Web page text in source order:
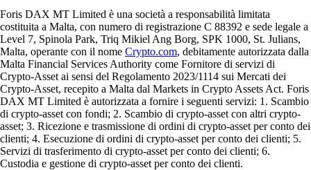
Foris DAX MT Limited è una società a responsabilità limitata
costituita a Malta, con numero di registrazione C 88392 e sede legale a
Level 7, Spinola Park, Triq Mikiel Ang Borg, SPK 1000, St. Julians,
Malta, operante con il nome Crypto.com, debitamente autorizzata dalla
Malta Financial Services Authority come Fornitore di servizi di
Crypto-Asset ai sensi del Regolamento 2023/1114 sui Mercati dei
Crypto-Asset, recepito a Malta dal Markets in Crypto Assets Act. Foris
DAX MT Limited è autorizzata a fornire i seguenti servizi: 1. Scambio
di crypto-asset con fondi; 2. Scambio di crypto-asset con altri crypto-
asset; 3. Ricezione e trasmissione di ordini di crypto-asset per conto dei
clienti; 4. Esecuzione di ordini di crypto-asset per conto dei clienti; 5.
Servizi di trasferimento di crypto-asset per conto dei clienti; 6.
Custodia e gestione di crypto-asset per conto dei clienti.